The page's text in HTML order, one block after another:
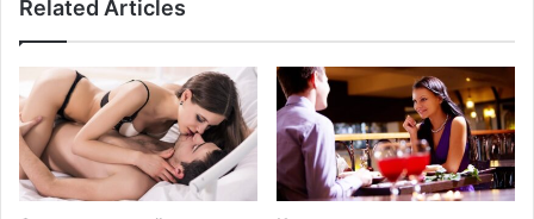
б
в
и
т
в
о
й
т
н
а
л
Related Articles